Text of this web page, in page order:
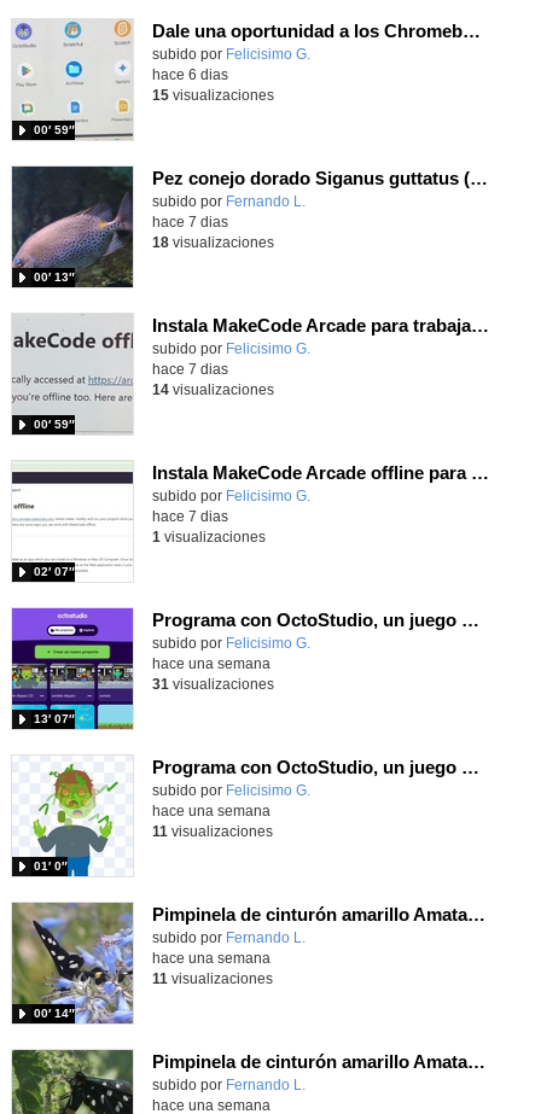
Dale una oportunidad a los Chromebooks y utiliza un proyector para realizar talleres si no tienes pantallas táctiles
Contenido educativo.
subido por Felicisimo G.
00′ 59″
hace 6 dias
15visualizaciones
Pez conejo dorado Siganus guttatus (Bloch, 1786)
Contenido educativo.
subido por Fernando L.
00′ 13″
hace 7 dias
18visualizaciones
Instala MakeCode Arcade para trabajar offline en tu tablet, ordenador, Chromebook
Contenido educativo.
subido por Felicisimo G.
00′ 59″
hace 7 dias
14visualizaciones
Instala MakeCode Arcade offline para programar grandes juegos sin necesidad de Internet
Contenido educativo.
subido por Felicisimo G.
02′ 07″
hace 7 dias
1 visualizaciones
Programa con OctoStudio, un juego de disparos contra Zombies con un cargador basado en el House of the dead
Contenido educativo.
subido por Felicisimo G.
13′ 07″
hace una semana
31 visualizaciones
Programa con OctoStudio, un juego homenajeando al House of the dead con Zombies
Contenido educativo.
subido por Felicisimo G.
01′ 0″
hace una semana
11 visualizaciones
Pimpinela de cinturón amarillo Amata phegea (Linnaeus, 1758)
Contenido educativo.
subido por Fernando L.
00′ 14″
hace una semana
11 visualizaciones
Pimpinela de cinturón amarillo Amata phegea (Linnaeus, 1758)
Contenido educativo.
subido por Fernando L.
hace una semana